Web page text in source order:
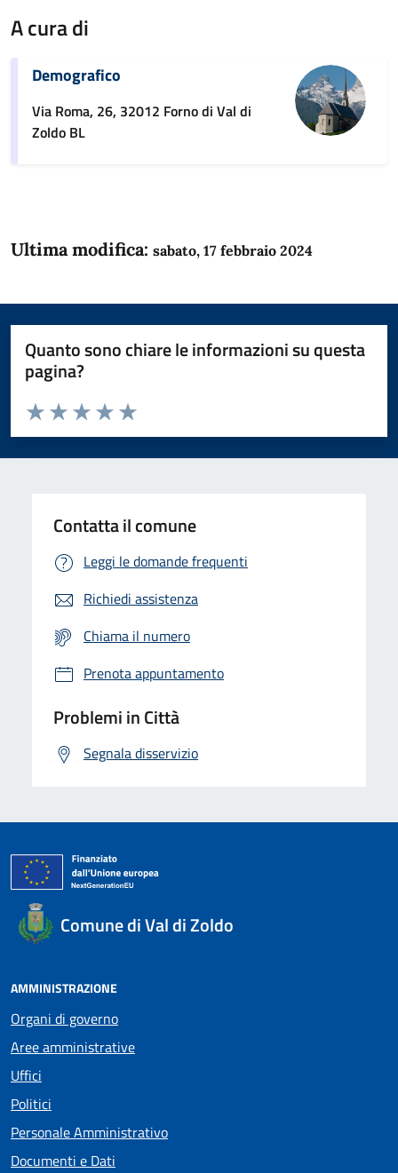
A cura di
Demografico
Via Roma, 26, 32012 Forno di Val di
Zoldo BL
Ultima modifica: sabato, 17 febbraio 2024
Quanto sono chiare le informazioni su questa
pagina?
Domanda
Valuta da 1 a 5 stelle la pagina
Valuta 5 stelle su 5
Valuta 4 stelle su 5
Valuta 3 stelle su 5
Valuta 2 stelle su 5
Valuta 1 stelle su 5
Contatta il comune
Leggi le domande frequenti
Richiedi assistenza
Chiama il numero
Prenota appuntamento
Problemi in Città
Segnala disservizio
Comune di Val di Zoldo
AMMINISTRAZIONE
Organi di governo
Aree amministrative
Uffici
Politici
Personale Amministrativo
Documenti e Dati